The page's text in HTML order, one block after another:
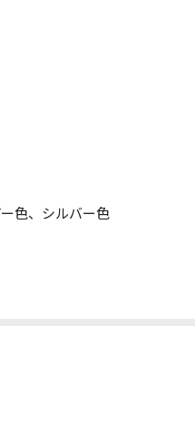
⾊、シルバー⾊